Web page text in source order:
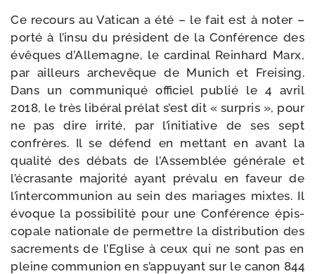
Ce recours au Vatican a été – le fait est à noter –
por­té à l’insu du pré­sident de la Conférence des
évêques d’Allemagne, le car­di­nal Reinhard Marx,
par ailleurs arche­vêque de Munich et Freising.
Dans un com­mu­ni­qué offi­ciel publié le 4 avril
2018, le très libé­ral pré­lat s’est dit « sur­pris », pour
ne pas dire irri­té, par l’initiative de ses sept
confrères. Il se défend en met­tant en avant la
qua­li­té des débats de l’Assemblée géné­rale et
l’é­cra­sante majo­ri­té ayant pré­va­lu en faveur de
l’in­ter­com­mu­nion au sein des mariages mixtes. Il
évoque la pos­si­bi­li­té pour une Conférence épis­
co­pale natio­nale de per­mettre la dis­tri­bu­tion des
sacre­ments de l’Eglise à ceux qui ne sont pas en
pleine com­mu­nion en s’ap­puyant sur le canon 844